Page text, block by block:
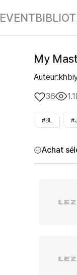
EVENT
My
36
#BL
Achat